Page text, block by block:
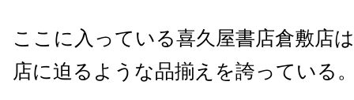
ここに入っている喜久屋書店倉敷店
店に迫るような品揃えを誇っている